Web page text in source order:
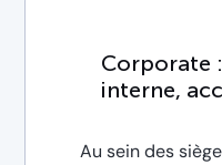
Corporate
interne,
Au sein des